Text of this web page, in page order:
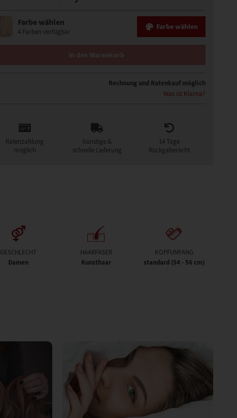
Farbe wählen
4 Farben verfügbar
Farbe wählen
In den Warenkorb
Rechnung und Ratenkauf möglich
Was ist Klarna?
Ratenzahlung
möglich
Günstige &
schnelle Lieferung
14 Tage
Rückgaberecht
GESCHLECHT
Damen
HAARFASER
Kunsthaar
KOPFUMFANG
standard (54 - 56 cm)